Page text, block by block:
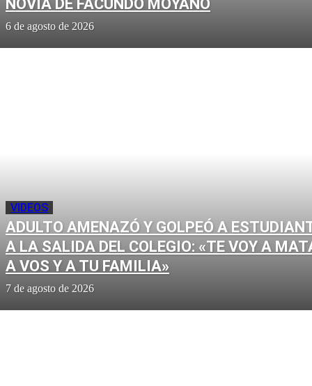
NOVIA DE FACUNDO MOYANO
6 de agosto de 2026
VIDEOS
ADULTO AMENAZÓ Y GOLPEÓ A
A LA SALIDA DEL COLEGIO: «TE VOY A
A VOS Y A TU FAMILIA»
7 de agosto de 2026